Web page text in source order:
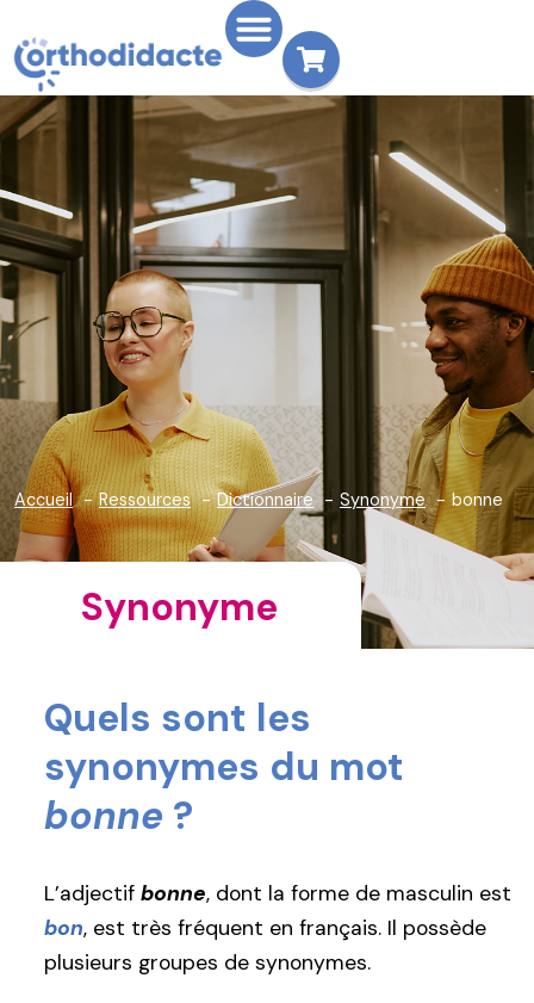
Accueil Ressources Dictionnaire Synonyme bonne
Synonyme
Quels sont les
synonymes du mot
bonne ?
L’adjectif bonne, dont la forme de masculin est
bon, est très fréquent en français. Il possède
plusieurs groupes de synonymes.